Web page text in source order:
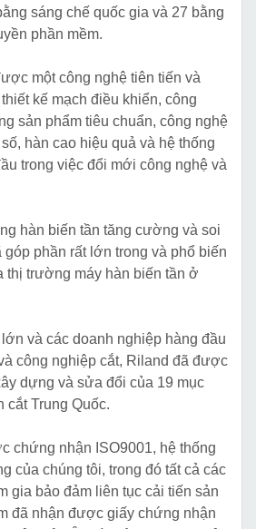
sáng chế quốc gia và 27 bằng
phần mềm.
một công nghệ tiên tiến và
kế mạch điều khiển, công
sản phẩm tiêu chuẩn, công nghệ
hàn cao hiệu quả và hệ thống
trong việc đổi mới công nghệ và
hàn biến tần tăng cường và soi
góp phần rất lớn trong và phổ biến
thị trường máy hàn biến tần ở
và các doanh nghiệp hàng đầu
công nghiệp cắt, Riland đã được
dựng và sửa đổi của 19 mục
cắt Trung Quốc.
chứng nhận ISO9001, hệ thống
của chúng tôi, trong đó tất cả các
gia bảo đảm liên tục cải tiến sản
đã nhận được giấy chứng nhận